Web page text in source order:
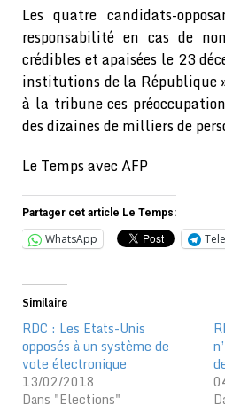
Les quatre candidats-
responsabilité en cas de
crédibles et apaisées le 23
institutions de la République
à la tribune ces
des dizaines de milliers de
Le Temps avec AFP
Partager cet article Le Temps:
WhatsApp
Similaire
RDC : Les Etats-Unis
opposés à un système de
vote électronique
13/02/2018
Dans "Elections"